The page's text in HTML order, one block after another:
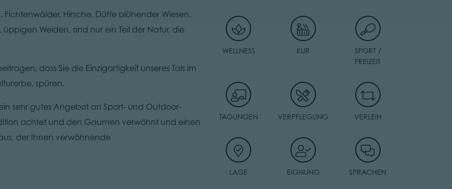
Hirsche, Düfte blühender Wiesen,
Weiden, sind nur ein Teil der Natur, die
dass Sie die Einzigartigkeit unseres Tals im
spüren.
sehr gutes Angebot an Sport- und Outdoor-
achtet und den Gaumen verwöhnt und einen
der Ihnen verwöhnende
WELLNESS KUR
SPORT /
FREIZEIT
TAGUNGEN VERPFLEGUNG VERLEIH
LAGE EIGNUNG SPRACHEN